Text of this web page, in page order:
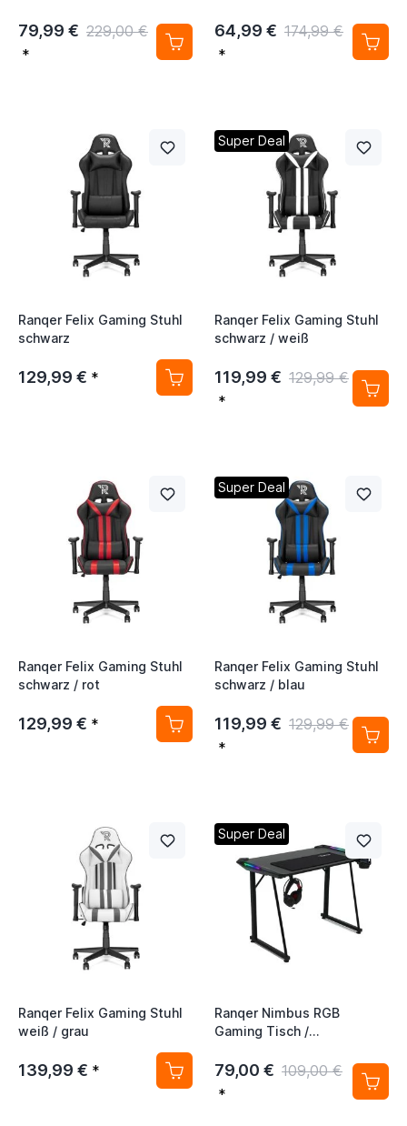
79,99 € 229,00 €
*
64,99 € 174,99 €
*
Ranqer Felix Gaming Stuhl
schwarz
129,99 € *
Super Deal
Ranqer Felix Gaming Stuhl
schwarz / weiß
119,99 € 129,99 €
*
Ranqer Felix Gaming Stuhl
schwarz / rot
129,99 € *
Super Deal
Ranqer Felix Gaming Stuhl
schwarz / blau
119,99 € 129,99 €
*
Ranqer Felix Gaming Stuhl
weiß / grau
139,99 € *
Super Deal
Ranqer Nimbus RGB
Gaming Tisch /
79,00 € 109,00 €
*